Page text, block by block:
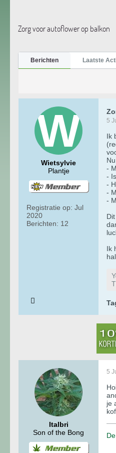
Zorg voor autoflower op balkon
Berichten Laatste
Wietsylvie
Plantje
Registratie op: Jul
2020
Berichten: 12
5
Ik
-
-
-
-
-
Ik
Italbri
Son of the Bong
5
je